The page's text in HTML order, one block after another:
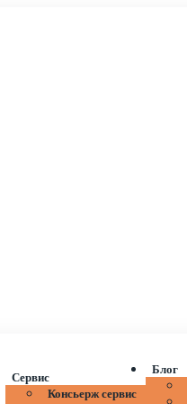
Сервис
Консьерж сервис
Блог